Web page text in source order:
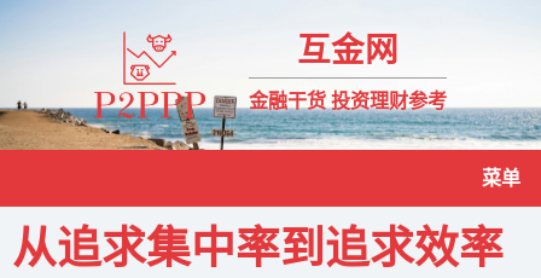
互金网
金融干货 投资理财参考
菜单
从追求集中率到追求效率